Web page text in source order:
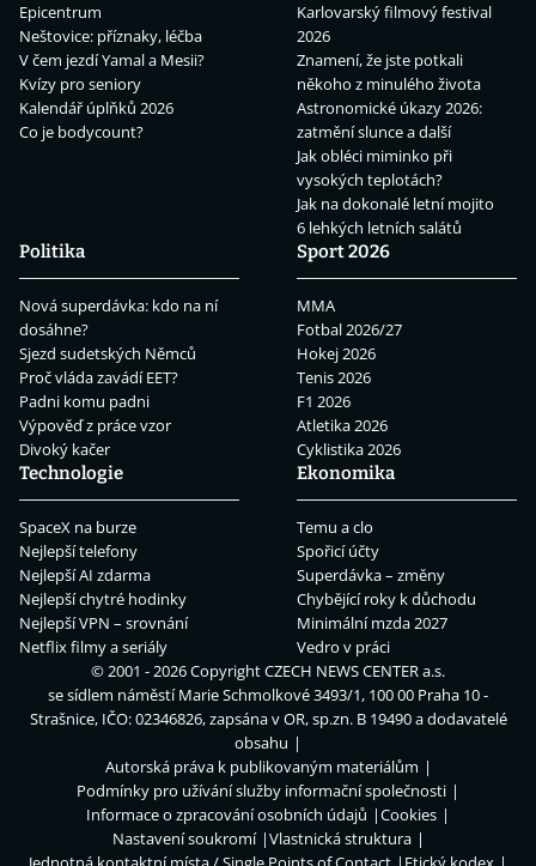
Epicentrum
Neštovice: příznaky, léčba
V čem jezdí Yamal a Mesii?
Kvízy pro seniory
Kalendář úplňků 2026
Co je bodycount?
Karlovarský filmový festival
2026
Znamení, že jste potkali
někoho z minulého života
Astronomické úkazy 2026:
zatmění slunce a další
Jak obléci miminko při
vysokých teplotách?
Jak na dokonalé letní mojito
6 lehkých letních salátů
Politika
Nová superdávka: kdo na ní
dosáhne?
Sjezd sudetských Němců
Proč vláda zavádí EET?
Padni komu padni
Výpověď z práce vzor
Divoký kačer
Sport 2026
MMA
Fotbal 2026/27
Hokej 2026
Tenis 2026
F1 2026
Atletika 2026
Cyklistika 2026
Technologie
SpaceX na burze
Nejlepší telefony
Nejlepší AI zdarma
Nejlepší chytré hodinky
Nejlepší VPN – srovnání
Netflix filmy a seriály
Ekonomika
Temu a clo
Spořicí účty
Superdávka – změny
Chybějící roky k důchodu
Minimální mzda 2027
Vedro v práci
© 2001 - 2026 CopyrightCZECH NEWS CENTER a.s.
se sídlem náměstí Marie Schmolkové 3493/1, 100 00 Praha 10 -
Strašnice, IČO: 02346826, zapsána v OR, sp.zn. B 19490 a dodavatelé
obsahu
Autorská práva k publikovaným materiálům
Podmínky pro užívání služby informační společnosti
Informace o zpracování osobních údajů
Cookies
Nastavení soukromí
Vlastnická struktura